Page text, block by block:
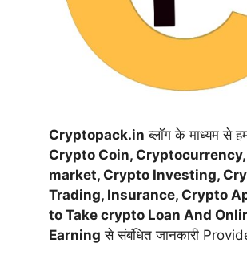
Cryptopack.in ब्लॉग के माध्यम से
Crypto Coin, Cryptocurrency,
market, Crypto Investing,
Trading, Insurance, Crypto
to Take crypto Loan And
Earning से संबंधित जानकारी